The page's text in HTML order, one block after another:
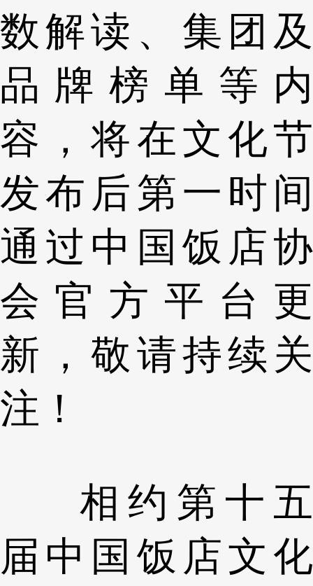
数解读、集团及
品牌榜单等内
容，将在文化节
发布后第一时间
通过中国饭店协
会官方平台更
新，敬请持续关
注！
相约第十五
届中国饭店文化